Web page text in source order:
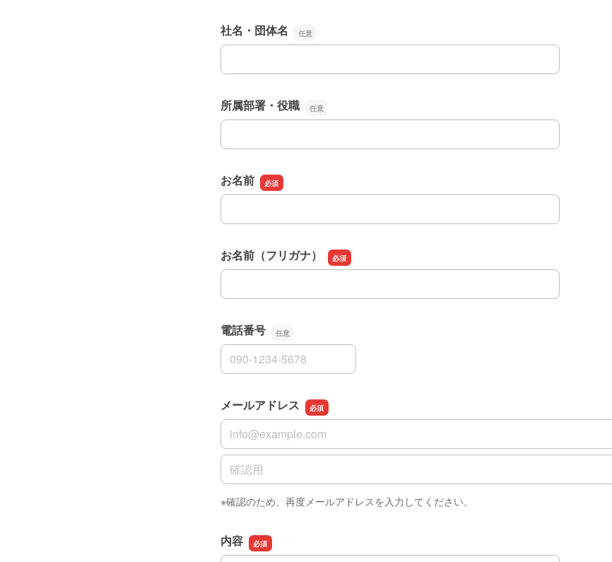
社名・団体名
社名・団体名
所属部署・役職
所属部署・役職
お名前
お名前
お名前（フリガナ）
お名前（フリガナ）
電話番号
電話番号
メールアドレス
メールアドレス
メールアドレスの確認用
※確認のため、再度メールアドレスを入力してください。
内容